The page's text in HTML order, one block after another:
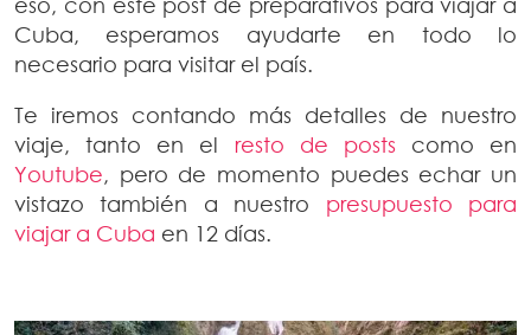
Cuba, esperamos ayudarte en todo lo
necesario para visitar el país.
Te iremos contando más detalles de nuestro
viaje, tanto en el resto de postscomo en
Youtube, pero de momento puedes echar un
vistazo también a nuestro presupuesto para
viajar a Cuba en 12 días.